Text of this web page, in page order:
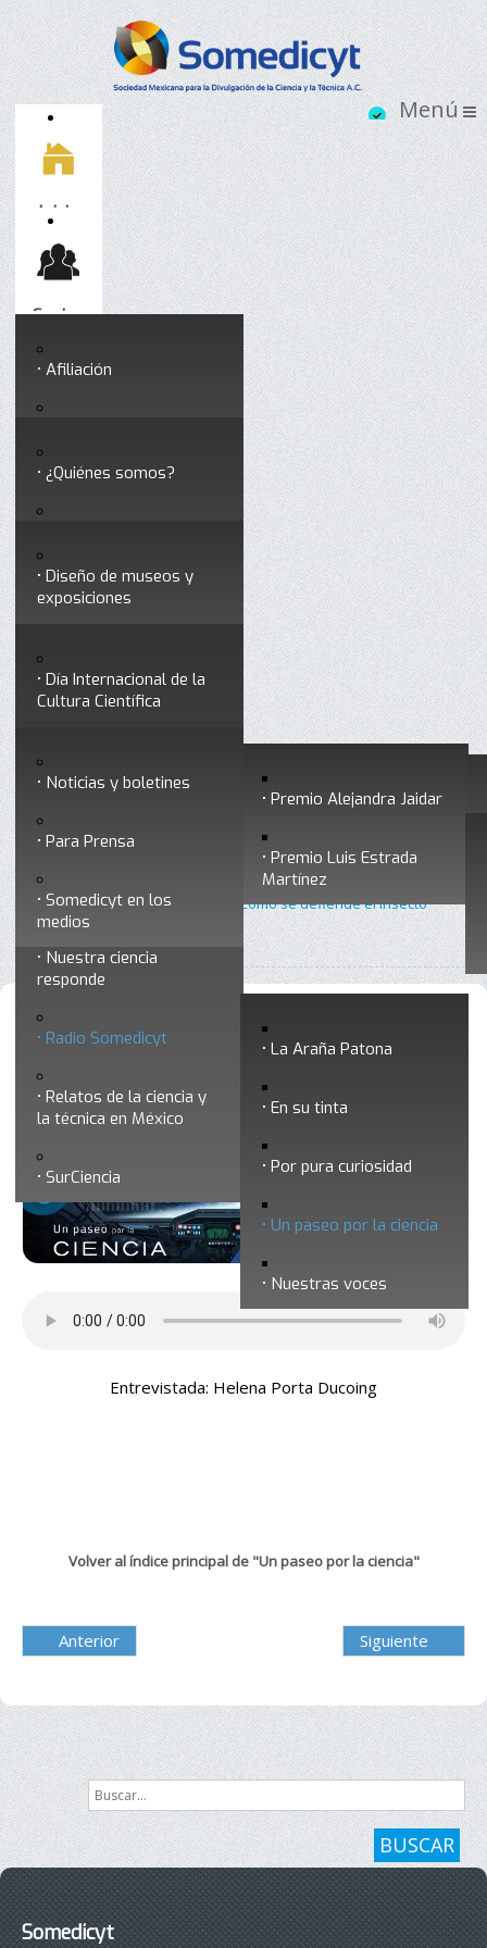
Inicio
Socios
Afiliación
Testimonios
Socios vigentes
Somedicyt
¿Quiénes somos?
Consejo Directivo
profesionales
Premios a divulgadores Premio Alejandra Jaidar
Premio Luis Estrada
Martínez
Servicios
Diseño de museos y
exposiciones
formar divulgadores
Día Internacional de la
Cultura Científica
Ciencia y Tecnología
Nuestra ciencia
responde
Radio Somedicyt La Araña Patona
En su tinta
Por pura curiosidad
Un paseo por la ciencia
Nuestras voces
Relatos de la ciencia y
la técnica en México
SurCiencia
Noticias y boletines
Para Prensa
Somedicyt en los
medios
Contacto
Radio Somedicyt •
Un paseo por la ciencia
Un paseo por la ciencia 26 - ¿Cómo se defiende el insecto
Manduca Sexta de la toxina Cry?
Un paseo por la ciencia 26 - ¿Cómo se
defiende el insecto Manduca Sexta de la
toxina Cry?
Entrevistada: Helena Porta Ducoing
Volver al índice principal de "Un paseo por la ciencia"
Anterior Siguiente
Buscar...
BUSCAR
Somedicyt